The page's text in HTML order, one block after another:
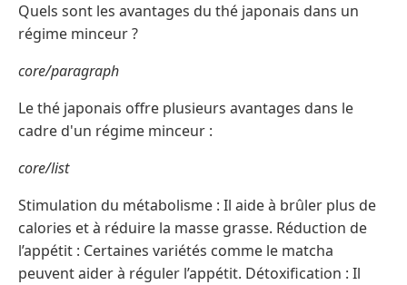
Quels sont les avantages du thé japonais dans un
régime minceur ?
core/paragraph
Le thé japonais offre plusieurs avantages dans le
cadre d'un régime minceur :
core/list
Stimulation du métabolisme : Il aide à brûler plus de
calories et à réduire la masse grasse. Réduction de
l’appétit : Certaines variétés comme le matcha
peuvent aider à réguler l’appétit. Détoxification : Il